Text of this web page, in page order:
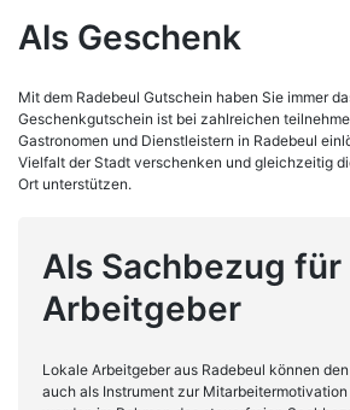
Als Geschenk
Mit dem Radebeul Gutschein haben Sie immer
Geschenkgutschein ist bei zahlreichen
Gastronomen und Dienstleistern in Radebeul
Vielfalt der Stadt verschenken und gleichzeitig
Ort unterstützen.
Als Sachbezug für
Arbeitgeber
Lokale Arbeitgeber aus Radebeul können
auch als Instrument zur